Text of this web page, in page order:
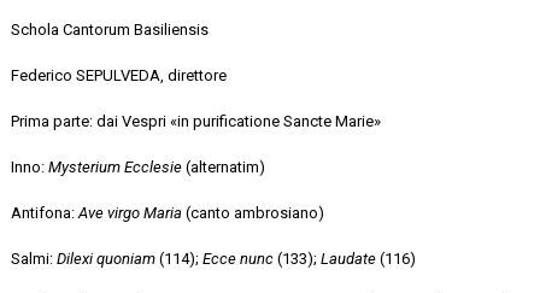
Schola Cantorum Basiliensis
Federico SEPULVEDA, direttore
Prima parte: dai Vespri «in purificatione Sancte Marie»
Inno:Mysterium Ecclesie(alternatim)
Antifona:Ave virgo Maria(canto ambrosiano)
Salmi:Dilexi quoniam (114);Ecce nunc (133);Laudate (116)